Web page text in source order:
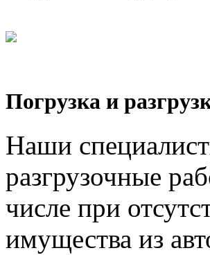
Погрузка и
Наши
разгрузочные
числе при
имущества из